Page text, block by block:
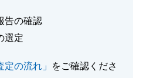
告の確認
選定
定の流れ」
をご確認くださ